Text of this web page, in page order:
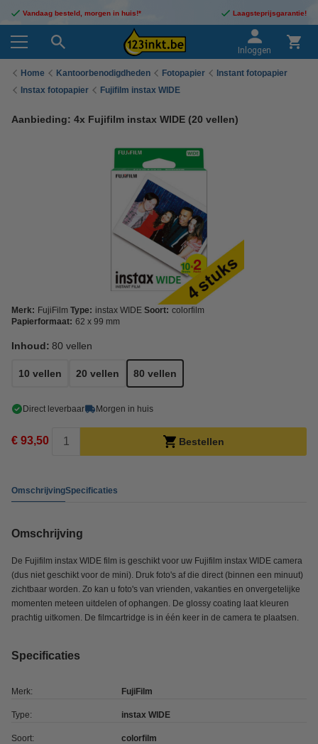
Vandaag besteld, morgen in huis!* Laagsteprijsgarantie!
Inloggen
Home Kantoorbenodigdheden Fotopapier
Instant fotopapier
Instax fotopapier
Fujifilm instax WIDE
Aanbieding: 4x Fujifilm instax WIDE (20 vellen)
Merk: FujiFilm Type: instax WIDE Soort: colorfilm
Papierformaat: 62 x 99 mm
Inhoud: 80 vellen
10 vellen 20 vellen 80 vellen
Direct leverbaar Morgen in huis
€ 93,50 Bestellen
OmschrijvingSpecificaties
Omschrijving
De Fujifilm instax WIDE film is geschikt voor uw Fujifilm instax WIDE camera
(dus niet geschikt voor de mini). Druk foto's af die direct (binnen een minuut)
zichtbaar worden. Zo kan u foto's van vrienden, vakanties en onvergetelijke
momenten meteen uitdelen of ophangen. De glossy coating laat kleuren
prachtig uitkomen. De filmcartridge is in één keer in de camera te plaatsen.
Specificaties
Merk: FujiFilm
Type: instax WIDE
Soort: colorfilm